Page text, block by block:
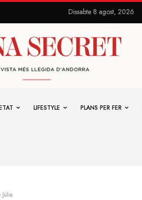
Dissabte 8 agost, 2026
LIFESTYLE PLANS PER FER